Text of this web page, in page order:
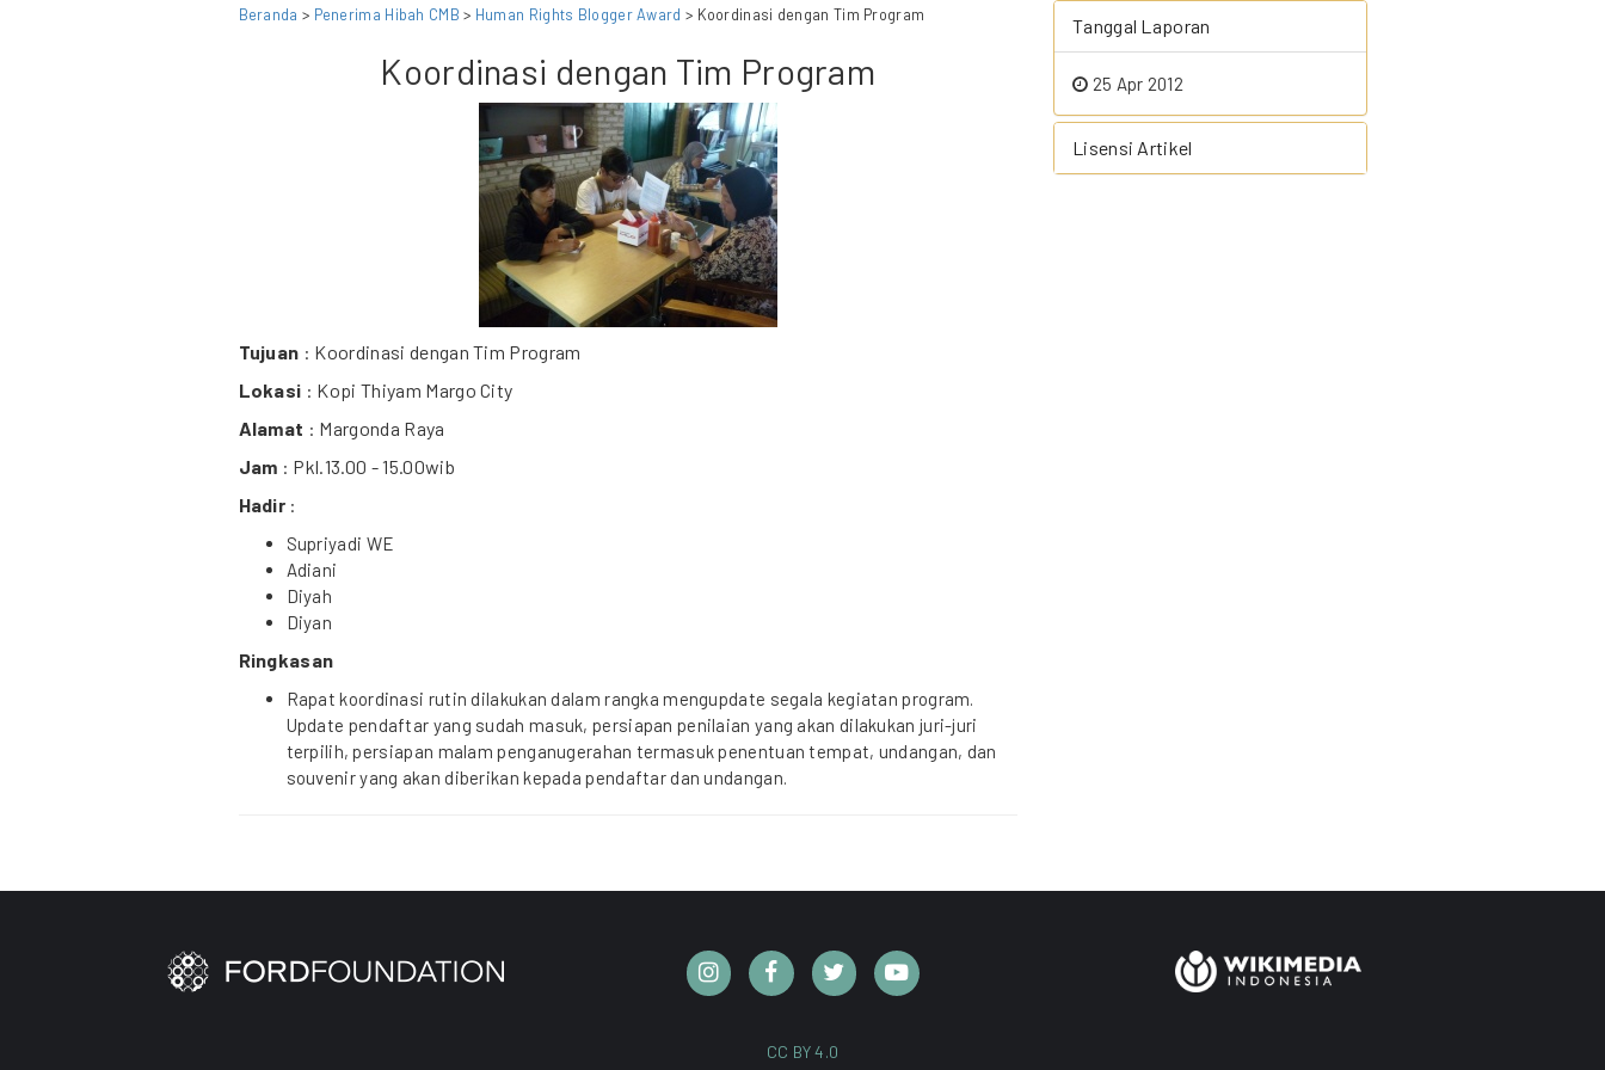
Beranda > Penerima Hibah CMB > Human Rights Blogger Award > Koordinasi dengan Tim Program
Koordinasi dengan Tim Program
Tujuan : Koordinasi dengan Tim Program
Lokasi : Kopi Thiyam Margo City
Alamat : Margonda Raya
Jam : Pkl.13.00 - 15.00wib
Hadir :
Supriyadi WE
Adiani
Diyah
Diyan
Ringkasan
Rapat koordinasi rutin dilakukan dalam rangka mengupdate segala kegiatan program.
Update pendaftar yang sudah masuk, persiapan penilaian yang akan dilakukan juri-juri
terpilih, persiapan malam penganugerahan termasuk penentuan tempat, undangan, dan
souvenir yang akan diberikan kepada pendaftar dan undangan.
Tanggal Laporan
25 Apr 2012
Lisensi Artikel
CC BY 4.0